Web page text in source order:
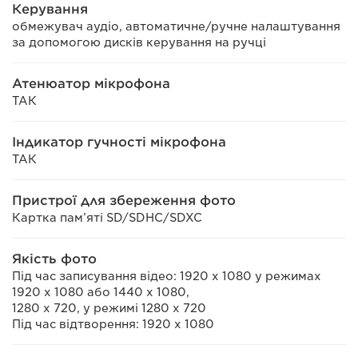
Керування
обмежувач аудіо, автоматичне/ручне налаштування
за допомогою дисків керування на ручці
Атенюатор мікрофона
ТАК
Індикатор гучності мікрофона
ТАК
Пристрої для збереження фото
Картка пам’яті SD/SDHC/SDXC
Якість фото
Під час записування відео: 1920 x 1080 у режимах
1920 x 1080 або 1440 x 1080,
1280 x 720, у режимі 1280 x 720
Під час відтворення: 1920 x 1080